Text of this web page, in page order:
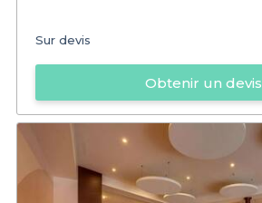
Sur devis
Obtenir un devis